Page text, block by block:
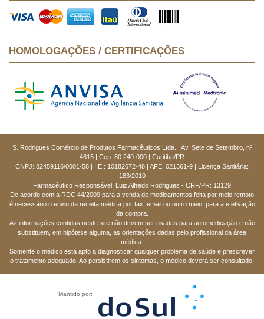
HOMOLOGAÇÕES / CERTIFICAÇÕES
S. Rodrigues Comércio de Produtos Farmacêuticos Ltda. | Av. Sete de Setembro, nº
4615 | Cep: 80.240-000 | Curitiba/PR
CNPJ: 82459116/0001-58 | I.E.: 10182672-48 | AFE: 021361-9 | Licença Sanitária:
183/2010
Farmacêutico Responsável: Luiz Alfredo Rodrigues - CRF/PR: 13129
De acordo com a RDC 44/2009 para a venda de medicamentos feita por meio remoto
é necessário o envio da receita médica por fax, email ou outro meio, para a efetivação
da compra.
As informações contidas neste site não devem ser usadas para automedicação e não
substituem, em hipótese alguma, as orientações dadas pelo profissional da área
médica.
Somente o médico está apto a diagnosticar qualquer problema de saúde e prescrever
o tratamento adequado. Ao persistirem os sintomas, o médico deverá ser consultado.
Mantido por: